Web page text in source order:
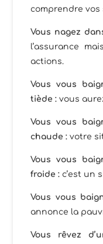
comprendre vos
Vous nagez
l’assurance
actions.
Vous vous
tiède :vous
Vous vous
chaude :votre
Vous vous
froide : c’est un
Vous vous
annonce la
Vous rêvez